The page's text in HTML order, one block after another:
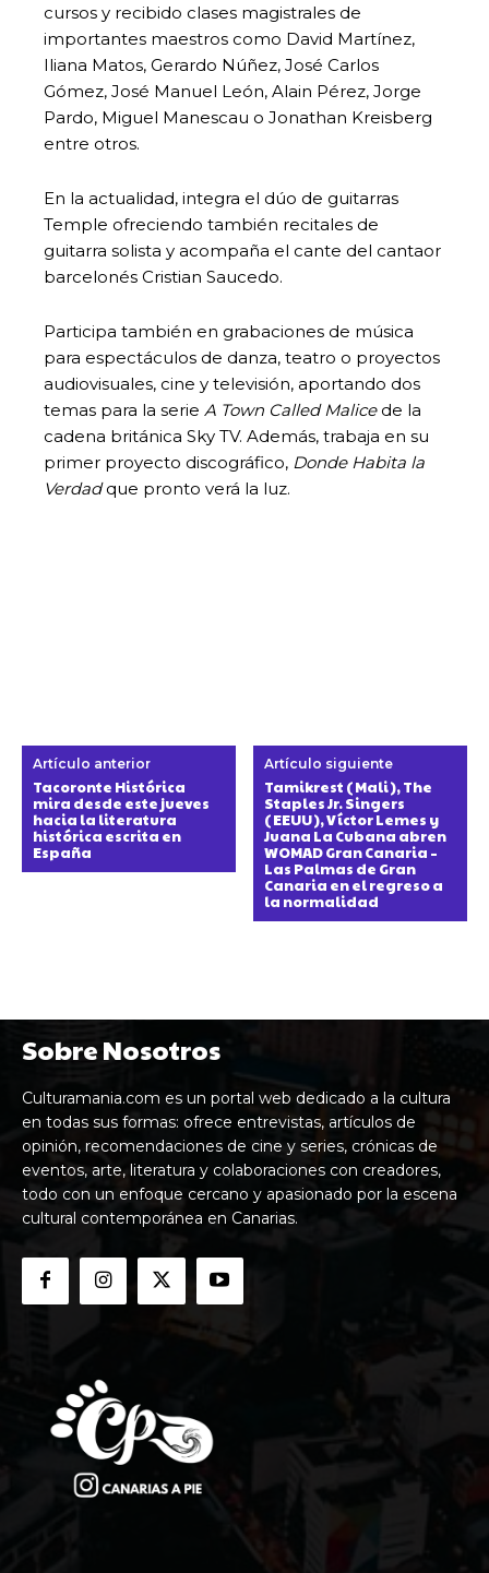
cursos y recibido clases magistrales de
importantes maestros como David Martínez,
Iliana Matos, Gerardo Núñez, José Carlos
Gómez, José Manuel León, Alain Pérez, Jorge
Pardo, Miguel Manescau o Jonathan Kreisberg
entre otros.
En la actualidad, integra el dúo de guitarras
Temple ofreciendo también recitales de
guitarra solista y acompaña el cante del cantaor
barcelonés Cristian Saucedo.
Participa también en grabaciones de música
para espectáculos de danza, teatro o proyectos
audiovisuales, cine y televisión, aportando dos
temas para la serie A Town Called Malicede la
cadena británica Sky TV. Además, trabaja en su
primer proyecto discográfico, Donde Habita la
Verdadque pronto verá la luz.
Artículo anterior
Tacoronte Histórica
mira desde este jueves
hacia la literatura
histórica escrita en
España
Artículo siguiente
Tamikrest (Mali), The
Staples Jr. Singers
(EEUU), Víctor Lemes y
Juana La Cubana abren
WOMAD Gran Canaria –
Las Palmas de Gran
Canaria en el regreso a
la normalidad
Sobre Nosotros
Culturamania.com es un portal web dedicado a la cultura
en todas sus formas: ofrece entrevistas, artículos de
opinión, recomendaciones de cine y series, crónicas de
eventos, arte, literatura y colaboraciones con creadores,
todo con un enfoque cercano y apasionado por la escena
cultural contemporánea en Canarias.